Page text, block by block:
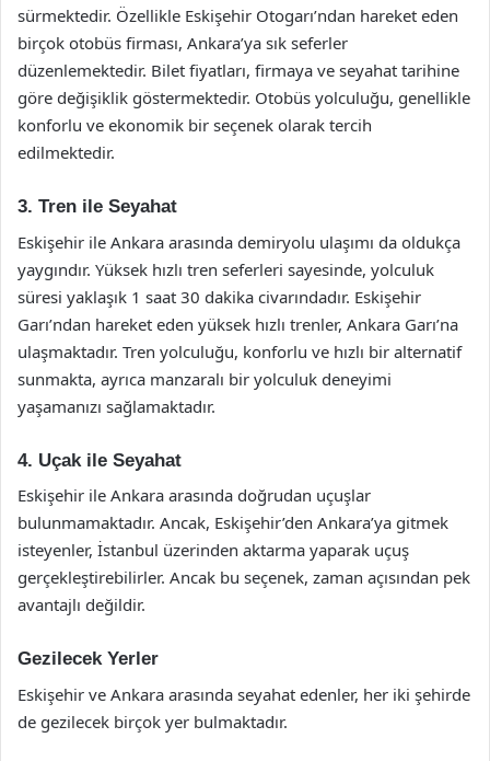
sürmektedir. Özellikle Eskişehir Otogarı’ndan hareket eden
birçok otobüs firması, Ankara’ya sık seferler
düzenlemektedir. Bilet fiyatları, firmaya ve seyahat tarihine
göre değişiklik göstermektedir. Otobüs yolculuğu, genellikle
konforlu ve ekonomik bir seçenek olarak tercih
edilmektedir.
3. Tren ile Seyahat
Eskişehir ile Ankara arasında demiryolu ulaşımı da oldukça
yaygındır. Yüksek hızlı tren seferleri sayesinde, yolculuk
süresi yaklaşık 1 saat 30 dakika civarındadır. Eskişehir
Garı’ndan hareket eden yüksek hızlı trenler, Ankara Garı’na
ulaşmaktadır. Tren yolculuğu, konforlu ve hızlı bir alternatif
sunmakta, ayrıca manzaralı bir yolculuk deneyimi
yaşamanızı sağlamaktadır.
4. Uçak ile Seyahat
Eskişehir ile Ankara arasında doğrudan uçuşlar
bulunmamaktadır. Ancak, Eskişehir’den Ankara’ya gitmek
isteyenler, İstanbul üzerinden aktarma yaparak uçuş
gerçekleştirebilirler. Ancak bu seçenek, zaman açısından pek
avantajlı değildir.
Gezilecek Yerler
Eskişehir ve Ankara arasında seyahat edenler, her iki şehirde
de gezilecek birçok yer bulmaktadır.